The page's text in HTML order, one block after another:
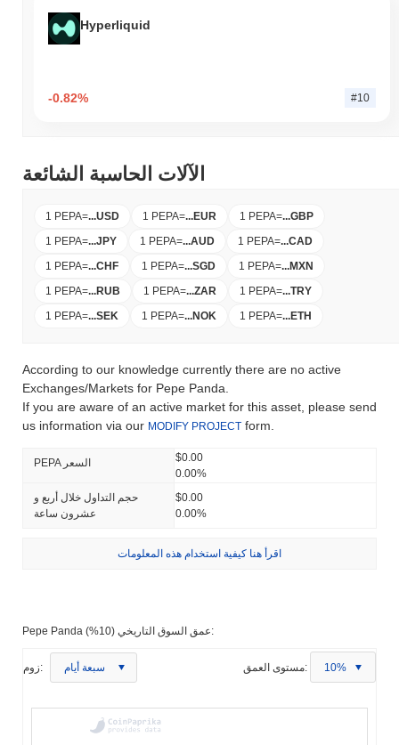
Hyperliquid
-0.82% #10
الآلات الحاسبة الشائعة
1 PEPA=...USD 1 PEPA=...EUR 1 PEPA=...GBP
1 PEPA=...JPY 1 PEPA=...AUD 1 PEPA=...CAD
1 PEPA=...CHF 1 PEPA=...SGD 1 PEPA=...MXN
1 PEPA=...RUB 1 PEPA=...ZAR 1 PEPA=...TRY
1 PEPA=...SEK 1 PEPA=...NOK 1 PEPA=...ETH
According to our knowledge currently there are no active
Exchanges/Markets for Pepe Panda.
If you are aware of an active market for this asset, please send
us information via our MODIFY PROJECT form.
PEPA السعر
$0.00
0.00%
حجم التداول خلال أربع و
عشرون ساعة
$0.00
0.00%
اقرأ هنا كيفية استخدام هذه المعلومات
Pepe Panda عمق السوق التاريخي (10%):
زوم: سبعة أيام مستوى العمق: 10%